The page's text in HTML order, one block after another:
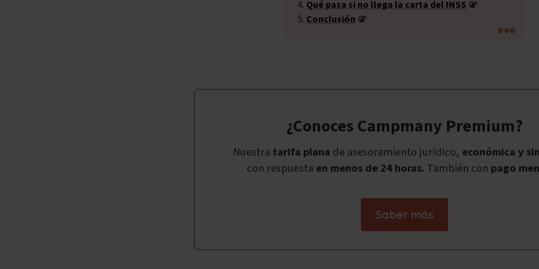
Qué pasa si no llega la carta del INSS
Conclusión
¿Conoces Campmany Premium?
Nuestra tarifa plana de asesoramiento jurídico, económica y
con respuesta en menos de 24 horas. También con pago
Saber más